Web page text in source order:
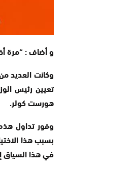
و أضاف : “مرة
وكانت العديد
هورست كولر.
وفور تداول هذه
بسبب هذا
في هذا السياق